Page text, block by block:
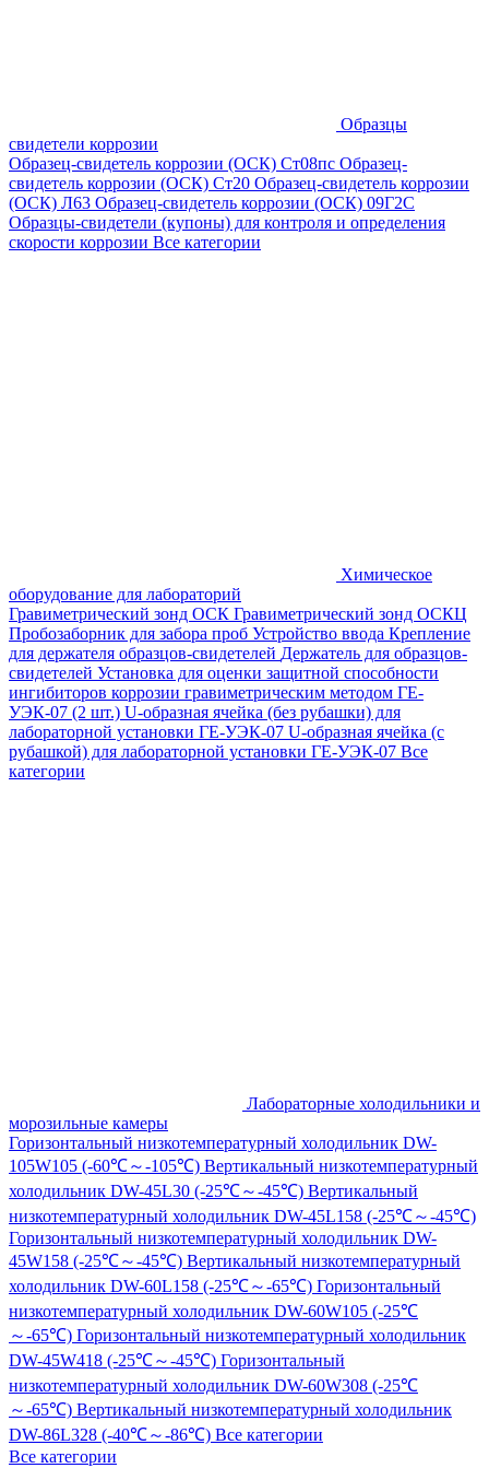
Образцы
свидетели коррозии
Образец-свидетель коррозии (ОСК) Ст08пс Образец-
свидетель коррозии (ОСК) Ст20 Образец-свидетель коррозии
(ОСК) Л63 Образец-свидетель коррозии (ОСК) 09Г2С
Образцы-свидетели (купоны) для контроля и определения
скорости коррозии Все категории
Химическое
оборудование для лабораторий
Гравиметрический зонд ОСК Гравиметрический зонд ОСКЦ
Пробозаборник для забора проб Устройство ввода Крепление
для держателя образцов-свидетелей Держатель для образцов-
свидетелей Установка для оценки защитной способности
ингибиторов коррозии гравиметрическим методом ГЕ-
УЭК-07 (2 шт.) U-образная ячейка (без рубашки) для
лабораторной установки ГЕ-УЭК-07 U-образная ячейка (с
рубашкой) для лабораторной установки ГЕ-УЭК-07 Все
категории
Лабораторные холодильники и
морозильные камеры
Горизонтальный низкотемпературный холодильник DW-
105W105 (-60℃～-105℃) Вертикальный низкотемпературный
холодильник DW-45L30 (-25℃～-45℃) Вертикальный
низкотемпературный холодильник DW-45L158 (-25℃～-45℃)
Горизонтальный низкотемпературный холодильник DW-
45W158 (-25℃～-45℃) Вертикальный низкотемпературный
холодильник DW-60L158 (-25℃～-65℃) Горизонтальный
низкотемпературный холодильник DW-60W105 (-25℃
～-65℃) Горизонтальный низкотемпературный холодильник
DW-45W418 (-25℃～-45℃) Горизонтальный
низкотемпературный холодильник DW-60W308 (-25℃
～-65℃) Вертикальный низкотемпературный холодильник
DW-86L328 (-40℃～-86℃) Все категории
Все категории